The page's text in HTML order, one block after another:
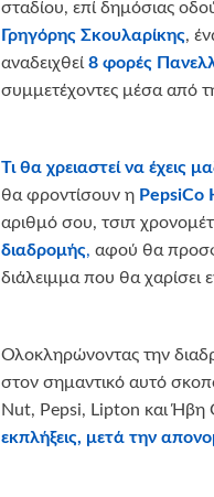
σταδίου, επί δημόσιας
Γρηγόρης Σκουλαρίκης,
αναδειχθεί 8 φορές
συμμετέχοντες μέσα από
Τι θα χρειαστεί να έχεις
θα φροντίσουν η PepsiCo
αριθμό σου, τσιπ
διαδρομής, αφού θα
διάλειμμα που θα χαρίσει
Ολοκληρώνοντας την
στον σημαντικό αυτό
Nut, Pepsi, Lipton και Ήβη
εκπλήξεις, μετά την